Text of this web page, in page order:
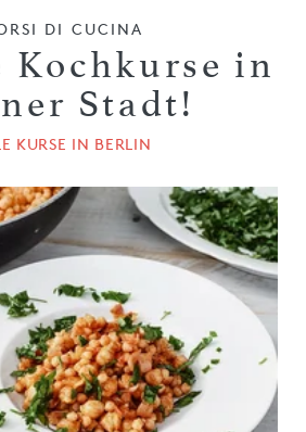
DI CUCINA
Kochkurse in
Stadt!
KURSE IN BERLIN